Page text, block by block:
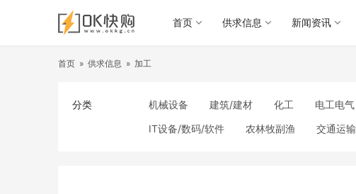
首页 供求信息 新闻资讯
首页 » 供求信息 » 加工
分类 机械设备 建筑/建材 化工 电工电气
IT设备/数码/软件
农林牧副渔 交通运输